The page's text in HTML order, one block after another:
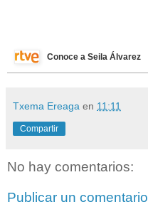
Conoce a Seila Álvarez
Txema Ereaga en 11:11
Compartir
No hay comentarios:
Publicar un comentario